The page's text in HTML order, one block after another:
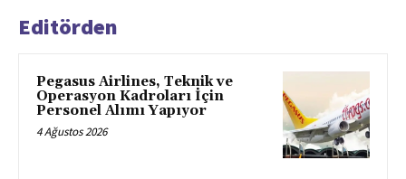
Editörden
Pegasus Airlines, Teknik ve
Operasyon Kadroları İçin
Personel Alımı Yapıyor
4 Ağustos 2026